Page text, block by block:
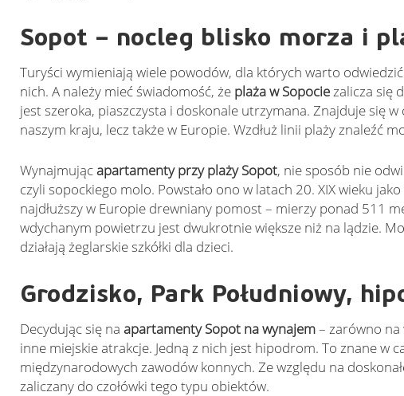
Sopot – nocleg blisko morza i
Turyści wymieniają wiele powodów, dla których warto
nich. A należy mieć świadomość, że plaża w Sopociezalicza się
jest szeroka, piaszczysta i doskonale utrzymana. Znajduje się
naszym kraju, lecz także w Europie. Wzdłuż linii plaży znaleźć
Wynajmującapartamenty przy plaży Sopot, nie sposób nie
czyli sopockiego molo. Powstało ono w latach 20. XIX wieku
najdłuższy w Europie drewniany pomost – mierzy ponad 511
wdychanym powietrzu jest dwukrotnie większe niż na lądzie.
działają żeglarskie szkółki dla dzieci.
Grodzisko, Park Południowy,
Decydując się na apartamenty Sopot na wynajem– zarówno na
inne miejskie atrakcje. Jedną z nich jest hipodrom. To znane w
międzynarodowych zawodów konnych. Ze względu na
zaliczany do czołówki tego typu obiektów.